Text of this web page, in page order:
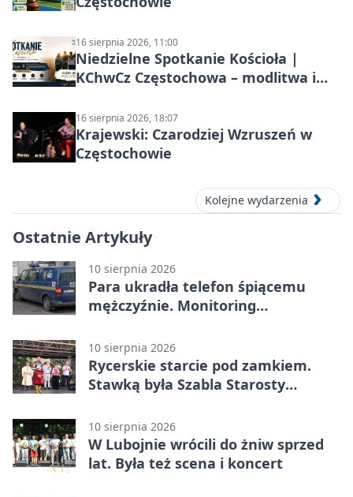
16 sierpnia 2026, 11:00
Niedzielne Spotkanie Kościoła |
KChwCz Częstochowa – modlitwa i
16 sierpnia 2026, 18:07
Krajewski: Czarodziej Wzruszeń w
Częstochowie
Kolejne wydarzenia
Ostatnie Artykuły
10 sierpnia 2026
Para ukradła telefon śpiącemu
mężczyźnie. Monitoring
10 sierpnia 2026
Rycerskie starcie pod zamkiem.
Stawką była Szabla Starosty
10 sierpnia 2026
W Lubojnie wrócili do żniw sprzed
lat. Była też scena i koncert